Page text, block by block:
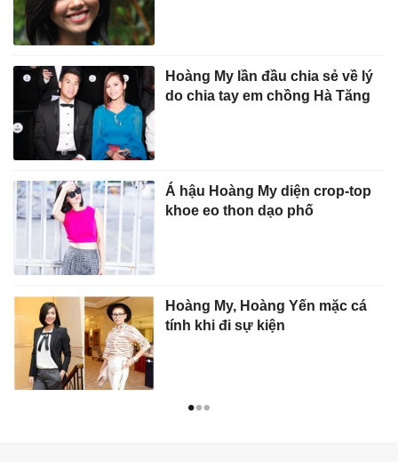
Hoàng My lần đầu chia sẻ về lý
do chia tay em chồng Hà Tăng
Á hậu Hoàng My diện crop-top
khoe eo thon dạo phố
Hoàng My, Hoàng Yến mặc cá
tính khi đi sự kiện